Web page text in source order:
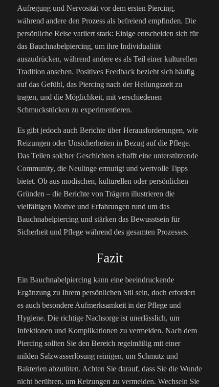
Aufregung und Nervosität vor dem ersten Piercing,
während andere den Prozess als befreiend empfinden. Die
persönliche Reise variiert stark: Einige entscheiden sich für
das Bauchnabelpiercing, um ihre Individualität
auszudrücken, während andere es als Teil einer kulturellen
Tradition ansehen. Positives Feedback bezieht sich häufig
auf das Gefühl, das Piercing nach der Heilungszeit zu
tragen, und die Möglichkeit, mit verschiedenen
Schmuckstücken zu experimentieren.
Es gibt jedoch auch Berichte über Herausforderungen, wie
Reizungen oder Unsicherheiten in Bezug auf die Pflege.
Das Teilen solcher Geschichten schafft eine unterstützende
Community, die Neulinge ermutigt und wertvolle Tipps
bietet. Ob aus modischen, kulturellen oder persönlichen
Gründen – die Berichte von Trägern illustrieren die
vielfältigen Motive und Erfahrungen rund um das
Bauchnabelpiercing und stärken das Bewusstsein für
Sicherheit und Pflege während des gesamten Prozesses.
Fazit
Ein Bauchnabelpiercing kann eine beeindruckende
Ergänzung zu Ihrem persönlichen Stil sein, doch erfordert
es auch besondere Aufmerksamkeit in der Pflege und
Hygiene. Die richtige Nachsorge ist unerlässlich, um
Infektionen und Komplikationen zu vermeiden. Nach dem
Piercing sollten Sie den Bereich regelmäßig mit einer
milden Salzwasserlösung reinigen, um Schmutz und
Bakterien abzutöten. Achten Sie darauf, dass Sie die Wunde
nicht berühren, um Reizungen zu vermeiden. Wechseln Sie